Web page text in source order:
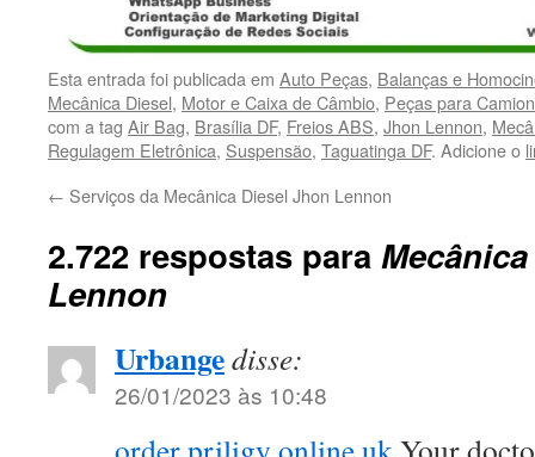
Esta entrada foi publicada em Auto Peças, Balanças e
Mecânica Diesel, Motor e Caixa de Câmbio, Peças para
com a tag Air Bag, Brasília DF, Freios ABS, Jhon Lennon,
Regulagem Eletrônica, Suspensão, Taguatinga DF. Adicione o
← Serviços da Mecânica Diesel Jhon Lennon
2.722 respostas para
Lennon
Urbangedisse:
26/01/2023 às 10:48